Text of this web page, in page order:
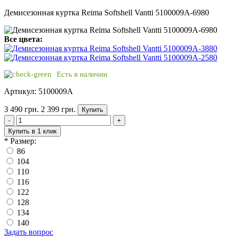
Демисезонная куртка Reima Softshell Vantti 5100009A-6980
Все цвета:
Есть в наличии
Артикул: 5100009A
3 490 грн. 2 399 грн.
Купить
-
+
Купить в 1 клик
* Размер:
86
104
110
116
122
128
134
140
Задать вопрос